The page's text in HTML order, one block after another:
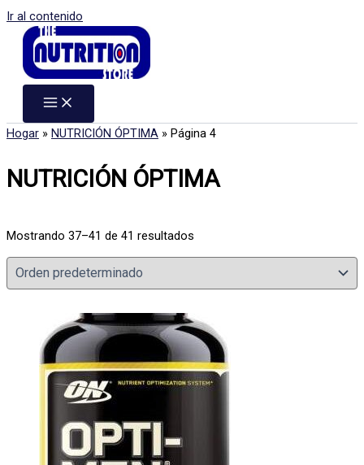
Ir al contenido
Hogar » NUTRICIÓN ÓPTIMA » Página 4
NUTRICIÓN ÓPTIMA
Mostrando 37–41 de 41 resultados